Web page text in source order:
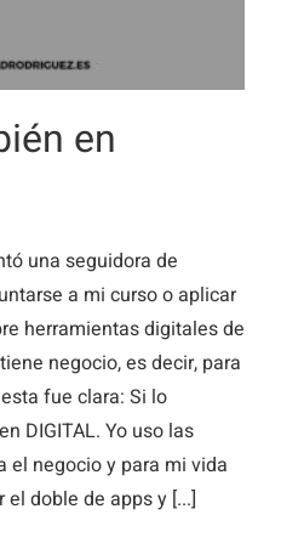
en
una seguidora de
a mi curso o aplicar
herramientas digitales de
negocio, es decir, para
fue clara: Si lo
DIGITAL. Yo uso las
el negocio y para mi vida
doble de apps y [...]